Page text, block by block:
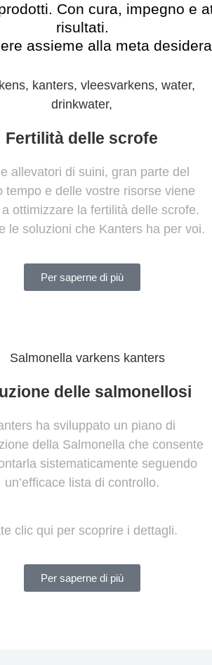
Con cura, impegno e
risultati.
assieme alla meta
Fertilità delle scrofe
allevatori di suini, gran parte del
tempo e delle vostre risorse viene
ottimizzare la fertilità delle scrofe.
le soluzioni che Kanters ha per voi.
Per saperne di più
delle salmonellosi
ha sviluppato un piano di
della Salmonella che consente
sistematicamente seguendo
un’efficace lista di controllo.
clic qui per scoprire i dettagli.
Per saperne di più